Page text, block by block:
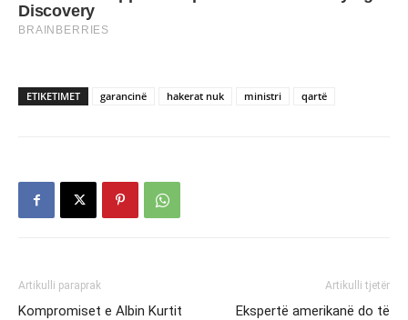
ETIKETIMET garancinë hakerat nuk ministri qartë
Artikulli paraprak
Kompromiset e Albin Kurtit
Artikulli tjetër
Ekspertë amerikanë do të